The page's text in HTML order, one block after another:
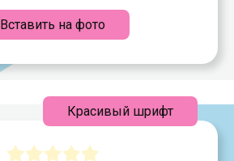
Вставить на фото
Красивый шрифт